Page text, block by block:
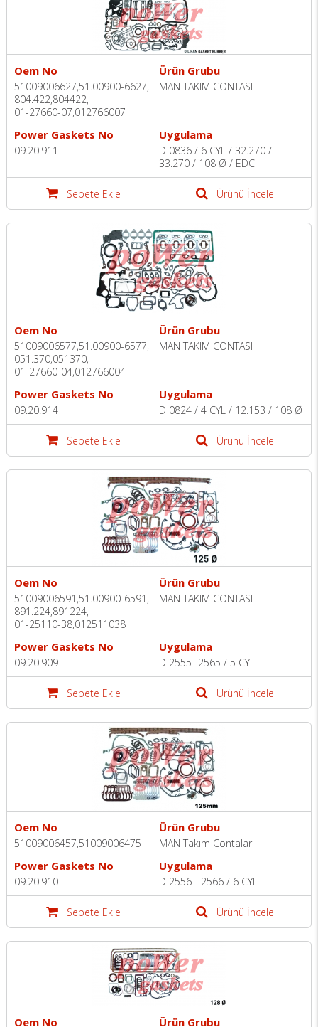
Oem No
51009006627,51.00900-6627,
804.422,804422,
01-27660-07,012766007
Ürün Grubu
MAN TAKIM CONTASI
Power Gaskets No
09.20.911
Uygulama
D 0836 / 6 CYL / 32.270 /
33.270 / 108 Ø / EDC
Sepete Ekle Ürünü İncele
Oem No
51009006577,51.00900-6577,
051.370,051370,
01-27660-04,012766004
Ürün Grubu
MAN TAKIM CONTASI
Power Gaskets No
09.20.914
Uygulama
D 0824 / 4 CYL / 12.153 / 108 Ø
Sepete Ekle Ürünü İncele
Oem No
51009006591,51.00900-6591,
891.224,891224,
01-25110-38,012511038
Ürün Grubu
MAN TAKIM CONTASI
Power Gaskets No
09.20.909
Uygulama
D 2555 -2565 / 5 CYL
Sepete Ekle Ürünü İncele
Oem No
51009006457,51009006475
Ürün Grubu
MAN Takım Contalar
Power Gaskets No
09.20.910
Uygulama
D 2556 - 2566 / 6 CYL
Sepete Ekle Ürünü İncele
Oem No Ürün Grubu